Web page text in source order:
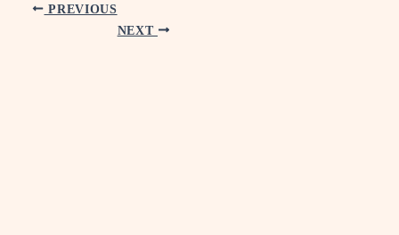
PREVIOUS
NEXT